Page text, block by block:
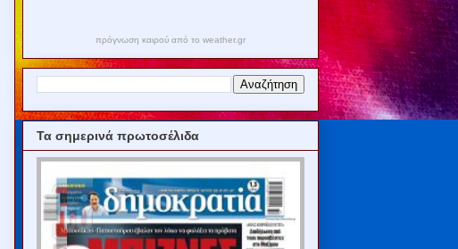
πρόγνωση καιρού από το weather.gr
Τα σημερινά πρωτοσέλιδα